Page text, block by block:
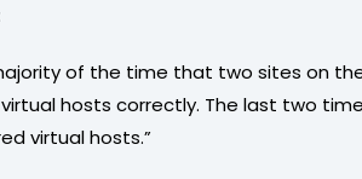
of the time that two sites on
hosts correctly. The last two
virtual hosts.”